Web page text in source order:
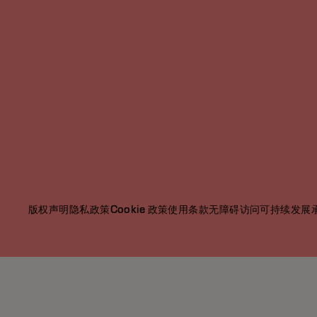
版权声明隐私政策Cookie 政策使用条款无障碍访问可持续发展